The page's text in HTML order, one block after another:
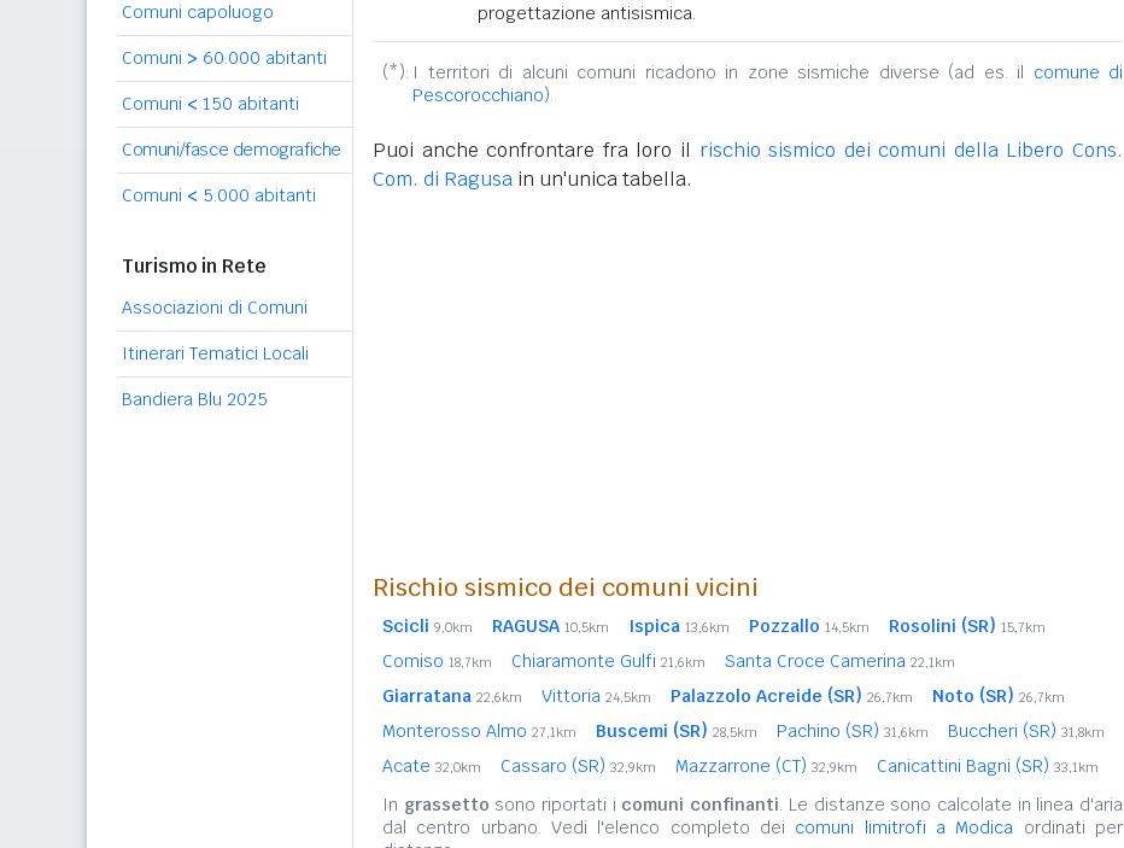
Comuni capoluogo
Comuni > 60.000 abitanti
Comuni < 150 abitanti
Comuni/fasce demografiche
Comuni < 5.000 abitanti
Turismo in Rete
Associazioni di Comuni
Itinerari Tematici Locali
Bandiera Blu 2025
progettazione antisismica.
(*): I territori di alcuni comuni ricadono in zone sismiche diverse (ad es. il comune di
Pescorocchiano).
Puoi anche confrontare fra loro il rischio sismico dei comuni della Libero Cons.
Com. di Ragusa in un'unica tabella.
Rischio sismico dei comuni vicini
Scicli 9,0km RAGUSA 10,5km Ispica 13,6km Pozzallo 14,5km Rosolini (SR) 15,7km
Comiso 18,7km Chiaramonte Gulfi 21,6km Santa Croce Camerina 22,1km
Giarratana 22,6km Vittoria 24,5km Palazzolo Acreide (SR) 26,7km Noto (SR) 26,7km
Monterosso Almo 27,1km Buscemi (SR) 28,5km Pachino (SR) 31,6km Buccheri (SR) 31,8km
Acate 32,0km Cassaro (SR) 32,9km Mazzarrone (CT) 32,9km Canicattini Bagni (SR) 33,1km
In grassetto sono riportati i comuni confinanti. Le distanze sono calcolate in linea d'aria
dal centro urbano. Vedi l'elenco completo dei comuni limitrofi a Modica ordinati per